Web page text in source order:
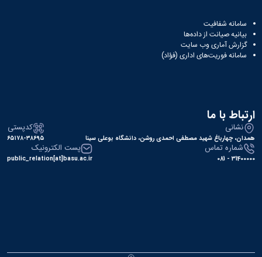
سامانه شفافیت
بیانیه صیانت از داده‌ها
گزارش آماری وب‌ سایت
سامانه فوریت‌های اداری (فؤاد)
ارتباط با ما
نشانی
همدان، چهارباغ شهید مصطفی احمدی روشن، دانشگاه بوعلی سینا
کدپستی
۶۵۱۷۸-۳۸۶۹۵
شماره تماس
31400000 - 081
پست الکترونیک
public_relation[at]basu.ac.ir